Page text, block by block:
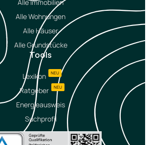
Alle Immobilien
Alle Wohnungen
Alle Häuser
Alle Grundstücke
Tools
Lexikon NEU
Ratgeber NEU
Energieausweis
Suchprofil